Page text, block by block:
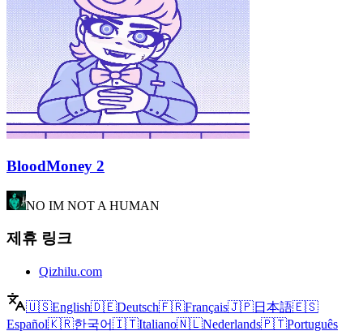
BloodMoney 2
NO IM NOT A HUMAN
제휴 링크
Qizhilu.com
🇺🇸English🇩🇪Deutsch🇫🇷Français🇯🇵日本語🇪🇸
Español🇰🇷한국어🇮🇹Italiano🇳🇱Nederlands🇵🇹Português